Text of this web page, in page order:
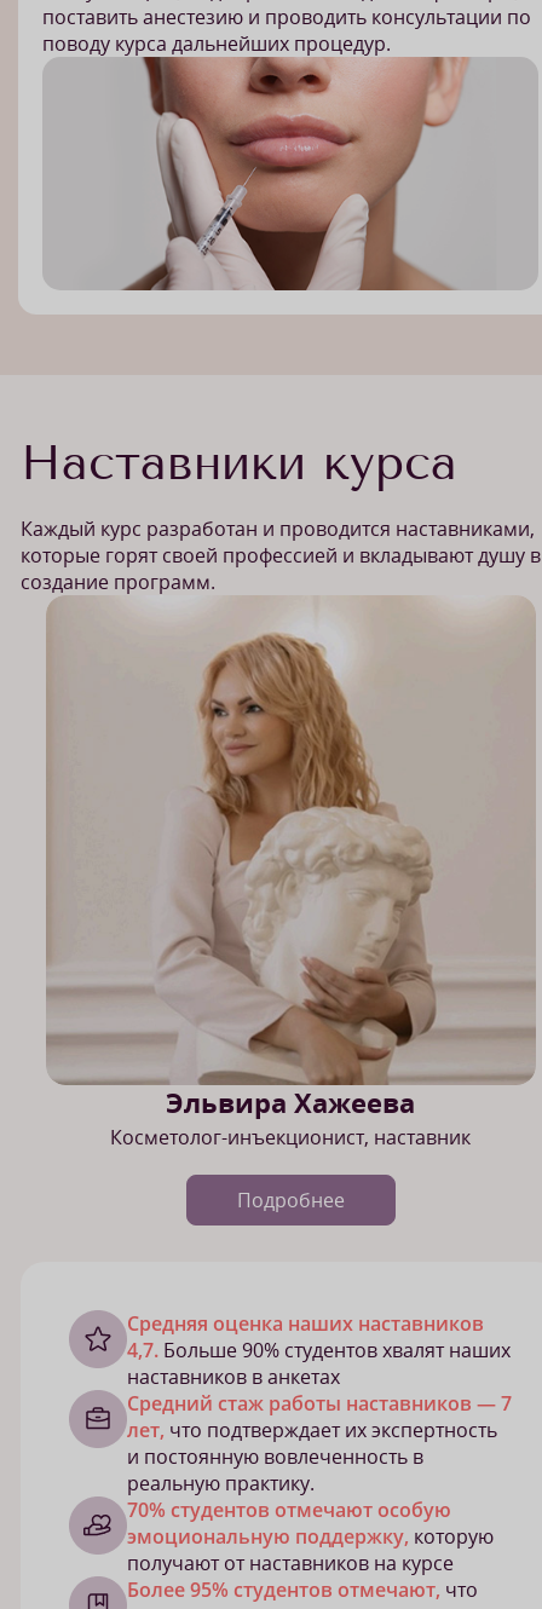
поставить анестезию и проводить консультации по
поводу курса дальнейших процедур.
Наставники курса
Каждый курс разработан и проводится наставниками,
которые горят своей профессией и вкладывают душу в
создание программ.
Эльвира Хажеева
Косметолог-инъекционист, наставник
Подробнее
Cредняя оценка наших наставников
4,7. Больше 90% студентов хвалят наших
наставников в анкетах
Средний стаж работы наставников — 7
лет, что подтверждает их экспертность
и постоянную вовлеченность в
реальную практику.
70% студентов отмечают особую
эмоциональную поддержку, которую
получают от наставников на курсе
Более 95% студентов отмечают, что